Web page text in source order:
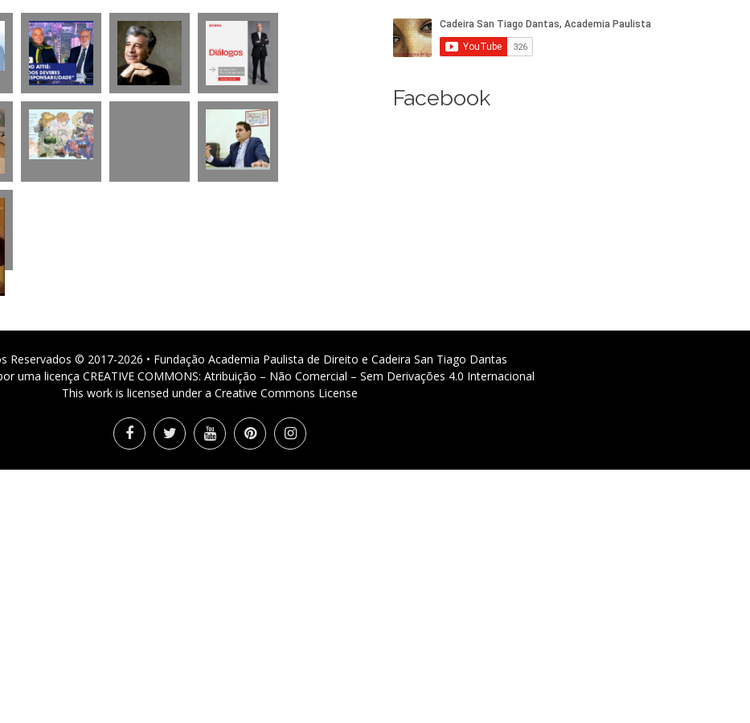
Facebook
Reservados © 2017-2026 • Fundação Academia Paulista de Direito e Cadeira San Tiago Dantas
uma licença CREATIVE COMMONS: Atribuição – Não Comercial – Sem Derivações 4.0 Internacional
This work is licensed under a Creative Commons License